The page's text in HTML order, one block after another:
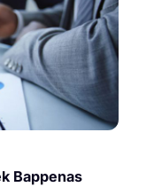
Bappenas